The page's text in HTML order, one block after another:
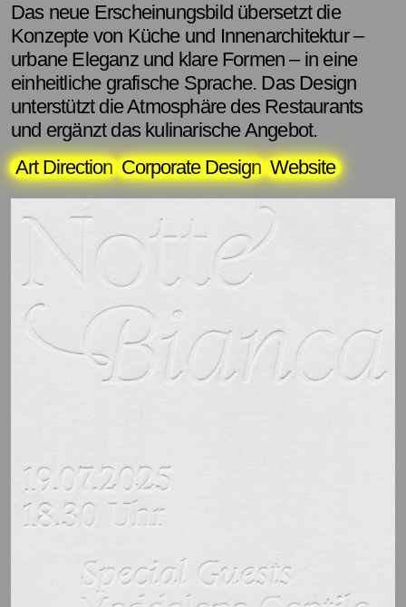
Das neue Erscheinungsbild übersetzt die
Konzepte von Küche und Innenarchitektur –
urbane Eleganz und klare Formen – in eine
einheitliche grafische Sprache. Das Design
unterstützt die Atmosphäre des Restaurants
und ergänzt das kulinarische Angebot.
Art Direction Corporate Design Website